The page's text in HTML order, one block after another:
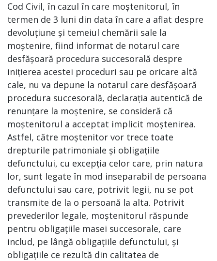
Cod Civil, în cazul în care moștenitorul, în
termen de 3 luni din data în care a aflat despre
devoluțiune și temeiul chemării sale la
moștenire, fiind informat de notarul care
desfășoară procedura succesorală despre
inițierea acestei proceduri sau pe oricare altă
cale, nu va depune la notarul care desfășoară
procedura succesorală, declarația autentică de
renunțare la moștenire, se consideră că
moștenitorul a acceptat implicit moștenirea.
Astfel, către moștenitor vor trece toate
drepturile patrimoniale și obligațiile
defunctului, cu excepția celor care, prin natura
lor, sunt legate în mod inseparabil de persoana
defunctului sau care, potrivit legii, nu se pot
transmite de la o persoană la alta. Potrivit
prevederilor legale, moștenitorul răspunde
pentru obligațiile masei succesorale, care
includ, pe lângă obligațiile defunctului, și
obligațiile ce rezultă din calitatea de